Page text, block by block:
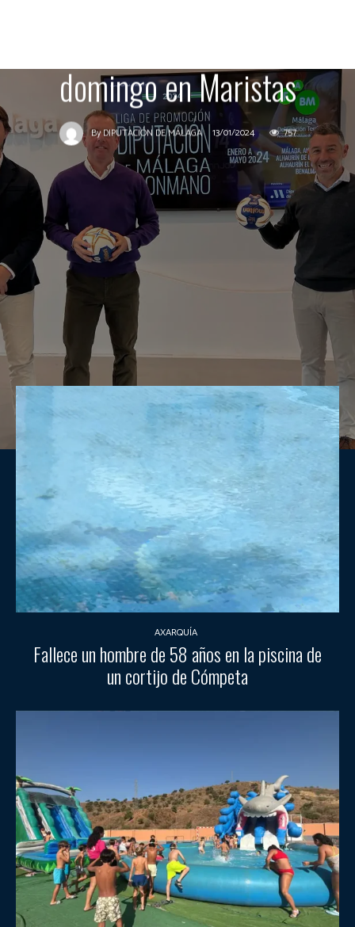
domingo en Maristas
ByDIPUTACIÓN DE MÁLAGA 13/01/2024 757
AXARQUÍA
Fallece un hombre de 58 años en la piscina de
un cortijo de Cómpeta